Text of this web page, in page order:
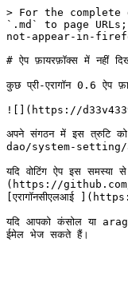
> For the
`.md` to page
not-appear-in-
# ऐप फ़ायरफ़ॉक्स में नहीं
कुछ प्री-एरागॉन 0.6 ऐप
![](https://
अपने संगठन में इस त्रुटि
dao/system-setting/
यदि वोटिंग ऐप इस
(https://github.com/
[एरागॉनसीएलआई
यदि आपको कंसोल या